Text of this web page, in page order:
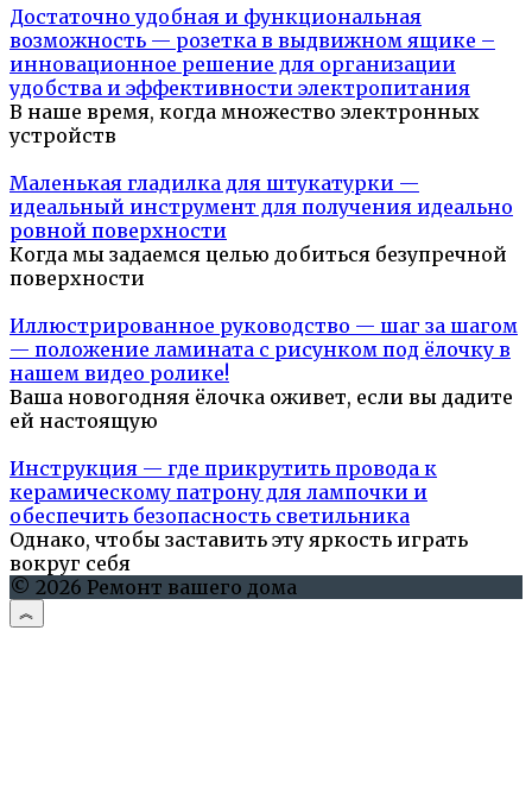
Достаточно удобная и функциональная
возможность — розетка в выдвижном ящике –
инновационное решение для организации
удобства и эффективности электропитания
В наше время, когда множество электронных
устройств
Маленькая гладилка для штукатурки —
идеальный инструмент для получения идеально
ровной поверхности
Когда мы задаемся целью добиться безупречной
поверхности
Иллюстрированное руководство — шаг за шагом
— положение ламината с рисунком под ёлочку в
нашем видео ролике!
Ваша новогодняя ёлочка оживет, если вы дадите
ей настоящую
Инструкция — где прикрутить провода к
керамическому патрону для лампочки и
обеспечить безопасность светильника
Однако, чтобы заставить эту яркость играть
вокруг себя
© 2026 Ремонт вашего дома